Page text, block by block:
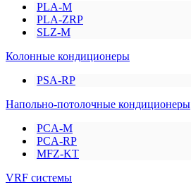
PLA-M
PLA-ZRP
SLZ-M
Колонные кондиционеры
PSA-RP
Напольно-потолочные кондиционеры
PCA-M
PCA-RP
MFZ-KT
VRF системы